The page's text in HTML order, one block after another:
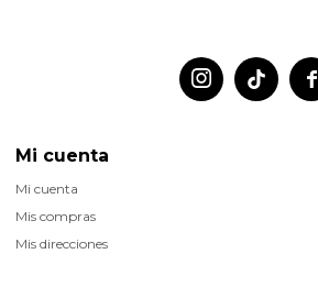


Mi cuenta
Mi cuenta
Mis compras
Mis direcciones